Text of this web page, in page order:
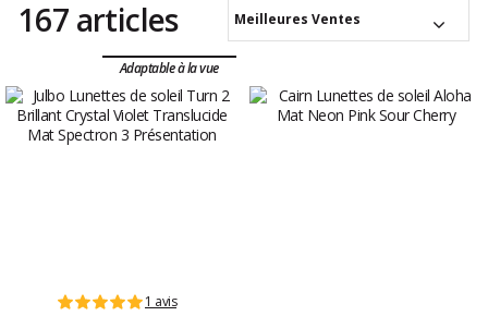
167 articles Meilleures Ventes
Adaptable à la vue
1 avis